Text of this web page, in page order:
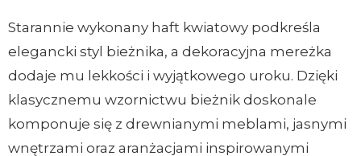
Starannie wykonany haft kwiatowy podkreśla
elegancki styl bieżnika, a dekoracyjna mereżka
dodaje mu lekkości i wyjątkowego uroku. Dzięki
klasycznemu wzornictwu bieżnik doskonale
komponuje się z drewnianymi meblami, jasnymi
wnętrzami oraz aranżacjami inspirowanymi